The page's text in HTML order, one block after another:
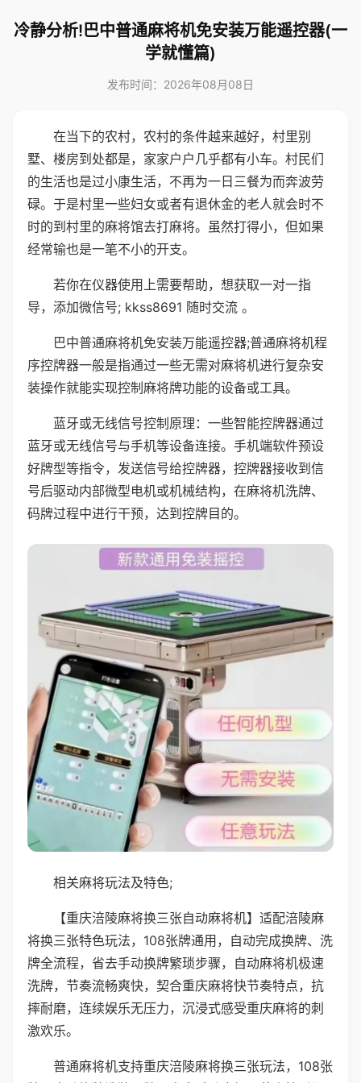
冷静分析!巴中普通麻将机免安装万能遥控器(一
学就懂篇)
发布时间：2026年08月08日
在当下的农村，农村的条件越来越好，村里别
墅、楼房到处都是，家家户户几乎都有小车。村民们
的生活也是过小康生活，不再为一日三餐为而奔波劳
碌。于是村里一些妇女或者有退休金的老人就会时不
时的到村里的麻将馆去打麻将。虽然打得小，但如果
经常输也是一笔不小的开支。
若你在仪器使用上需要帮助，想获取一对一指
导，添加微信号; kkss8691 随时交流 。
巴中普通麻将机免安装万能遥控器;普通麻将机程
序控牌器一般是指通过一些无需对麻将机进行复杂安
装操作就能实现控制麻将牌功能的设备或工具。
蓝牙或无线信号控制原理：一些智能控牌器通过
蓝牙或无线信号与手机等设备连接。手机端软件预设
好牌型等指令，发送信号给控牌器，控牌器接收到信
号后驱动内部微型电机或机械结构，在麻将机洗牌、
码牌过程中进行干预，达到控牌目的。
相关麻将玩法及特色;
【重庆涪陵麻将换三张自动麻将机】适配涪陵麻
将换三张特色玩法，108张牌通用，自动完成换牌、洗
牌全流程，省去手动换牌繁琐步骤，自动麻将机极速
洗牌，节奏流畅爽快，契合重庆麻将快节奏特点，抗
摔耐磨，连续娱乐无压力，沉浸式感受重庆麻将的刺
激欢乐。
普通麻将机支持重庆涪陵麻将换三张玩法，108张